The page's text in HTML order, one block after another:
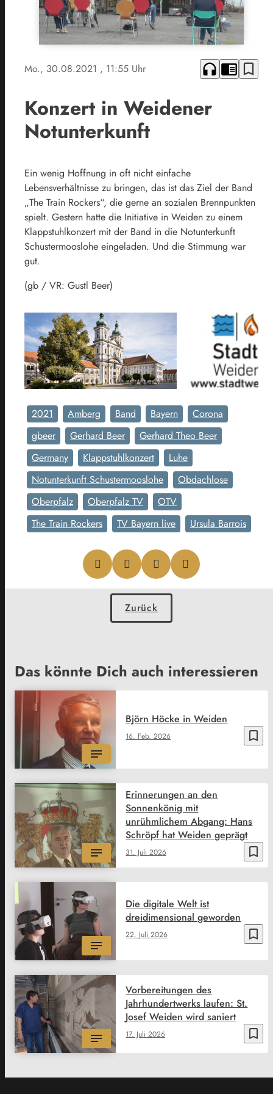
Mo., 30.08.2021 , 11:55 Uhr headphones chrome_reader_mode bookmark_border
Konzert in Weidener
Notunterkunft
Ein wenig Hoffnung in oft nicht einfache
Lebensverhältnisse zu bringen, das ist das Ziel der Band
„The Train Rockers“, die gerne an sozialen Brennpunkten
spielt. Gestern hatte die Initiative in Weiden zu einem
Klappstuhlkonzert mit der Band in die Notunterkunft
Schustermooslohe eingeladen. Und die Stimmung war
gut.
(gb / VR: Gustl Beer)
2021 Amberg Band Bayern
Corona
gbeer
Gerhard Beer
Gerhard Theo Beer
Germany
Klappstuhlkonzert
Luhe
Notunterkunft Schustermooslohe
Obdachlose
Oberpfalz
Oberpfalz TV
OTV
The Train Rockers
TV Bayern live Ursula Barrois
Zurück
Das könnte Dich auch interessieren
bookmark_border
16. Feb. 2026
Björn Höcke in Weiden
bookmark_border
31. Juli 2026
Erinnerungen an den
Sonnenkönig mit
unrühmlichem Abgang: Hans
Schröpf hat Weiden geprägt
bookmark_border
22. Juli 2026
Die digitale Welt ist
dreidimensional geworden
bookmark_border
17. Juli 2026
Vorbereitungen des
Jahrhundertwerks laufen: St.
Josef Weiden wird saniert